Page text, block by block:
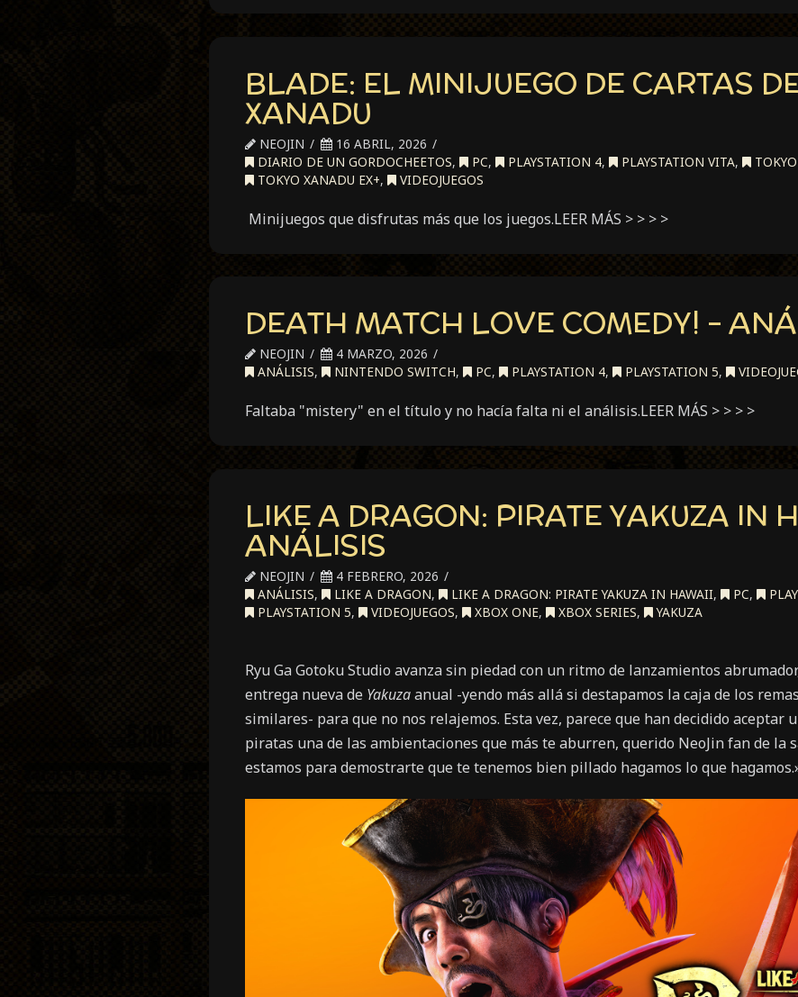
BLADE: EL MINIJUEGO DE CARTAS
XANADU
NEOJIN
16 ABRIL, 2026
DIARIO DE UN GORDOCHEETOS, PC, PLAYSTATION 4, PLAYSTATION VITA,
TOKYO XANADU EX+, VIDEOJUEGOS
Minijuegos que disfrutas más que los juegos.LEER MÁS > > > >
DEATH MATCH LOVE COMEDY! –
NEOJIN
4 MARZO, 2026
ANÁLISIS, NINTENDO SWITCH, PC, PLAYSTATION 4, PLAYSTATION 5,
Faltaba "mistery" en el título y no hacía falta ni el análisis.LEER MÁS > > > >
LIKE A DRAGON: PIRATE YAKUZA IN
ANÁLISIS
NEOJIN
4 FEBRERO, 2026
ANÁLISIS, LIKE A DRAGON, LIKE A DRAGON: PIRATE YAKUZA IN HAWAII, PC,
PLAYSTATION 5, VIDEOJUEGOS, XBOX ONE, XBOX SERIES, YAKUZA
Ryu Ga Gotoku Studio avanza sin piedad con un ritmo de lanzamientos
entrega nueva de Yakuzaanual -yendo más allá si destapamos la caja de los
similares- para que no nos relajemos. Esta vez, parece que han decidido aceptar
piratas una de las ambientaciones que más te aburren, querido NeoJin fan de la
estamos para demostrarte que te tenemos bien pillado hagamos lo que